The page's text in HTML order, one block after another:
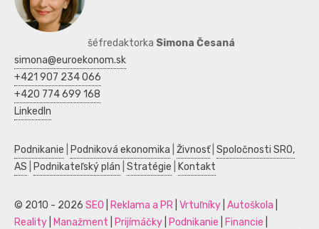
šéfredaktorka Simona Česaná
simona@euroekonom.sk
+421 907 234 066
+420 774 699 168
LinkedIn
Podnikanie Podniková ekonomika Živnosť| Spoločnosti SRO,
AS
Podnikateľský plán Stratégie Kontakt
© 2010 - 2026 SEO Reklama a PR Vrtuľníky Autoškola
Reality
Manažment Prijímáčky Podnikanie Financie